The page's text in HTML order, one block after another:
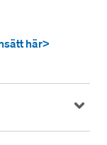
här>